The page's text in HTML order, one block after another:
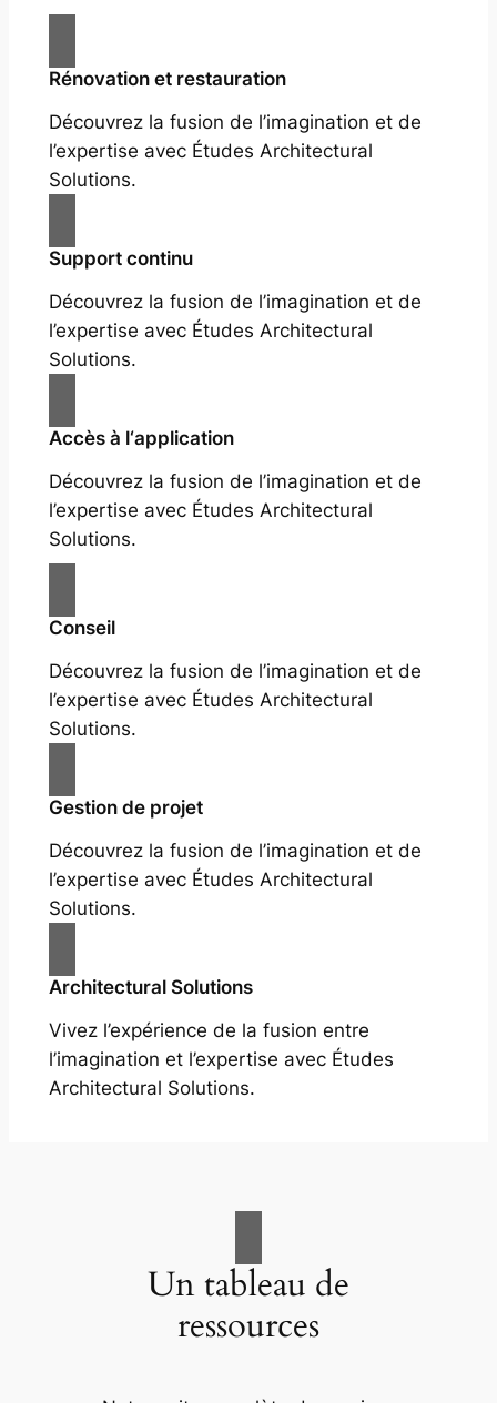
Rénovation et restauration
Découvrez la fusion de l’imagination et de
l’expertise avec Études Architectural
Solutions.
Support continu
Découvrez la fusion de l’imagination et de
l’expertise avec Études Architectural
Solutions.
Accès à l‘application
Découvrez la fusion de l’imagination et de
l’expertise avec Études Architectural
Solutions.
Conseil
Découvrez la fusion de l’imagination et de
l’expertise avec Études Architectural
Solutions.
Gestion de projet
Découvrez la fusion de l’imagination et de
l’expertise avec Études Architectural
Solutions.
Architectural Solutions
Vivez l’expérience de la fusion entre
l’imagination et l’expertise avec Études
Architectural Solutions.
Un tableau de
ressources